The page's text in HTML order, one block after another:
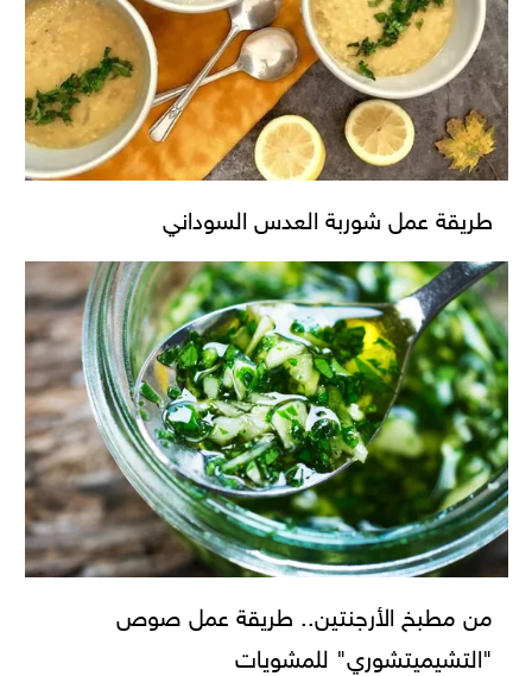
طريقة عمل شوربة العدس السوداني
من مطبخ الأرجنتين.. طريقة عمل صوص
"التشيميتشوري" للمشويات